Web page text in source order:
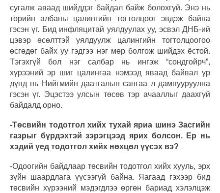
сугалж аваад шийддэг байдал байж болохгүй. Энэ нь
төрийн албаны цалингийн тогтолцоог эвдэж байна
гэсэн үг. Бид инфляцитай уялдуулах уу, эсвэл ДНБ-ий
цэвэр өсөлттэй уялдуулж цалингийн тогтолцоогоо
өсгөдөг байх уу гэдгээ нэг мөр болгож шийдэх ёстой.
Тэгэхгүй бол нэг салбар нь ингэж “сондгойрч”,
хүрээний эр шиг цалингаа нэмээд яваад байвал үр
дүнд нь Нийгмийн даатгалын сангаа л дампууруулна
гэсэн үг. Эцэстээ улсын төсөв тэр ачааллыг даахгүй
байдалд орно.
-Төсвийн тодотгол хийх тухай яриа шинэ Засгийн
газрыг бүрдэхтэй зэрэгцээд ярих болсон. Ер нь
хэдий үед тодотгол хийх нөхцөл үүсэх вэ?
-Одоогийн байдлаар төсвийн тодотгол хийх хууль, эрх
зүйн шаардлага үүсээгүй байна. Яагаад гэхээр бид
төсвийн хүрээний мэдэгдлээ өргөн бариад хэлэлцэж